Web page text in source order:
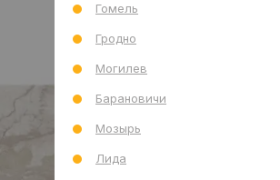
Гомель
Гродно
Могилев
Барановичи
Мозырь
Лида